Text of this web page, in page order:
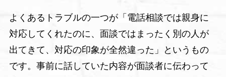
よくあるトラブルの一つが「電話相談では親身に
対応してくれたのに、面談ではまったく別の人が
出てきて、対応の印象が全然違った」というもの
です。事前に話していた内容が面談者に伝わって